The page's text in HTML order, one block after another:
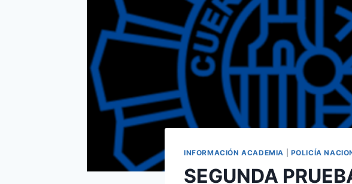
INFORMACIÓN ACADEMIA POLICÍA
SEGUNDA